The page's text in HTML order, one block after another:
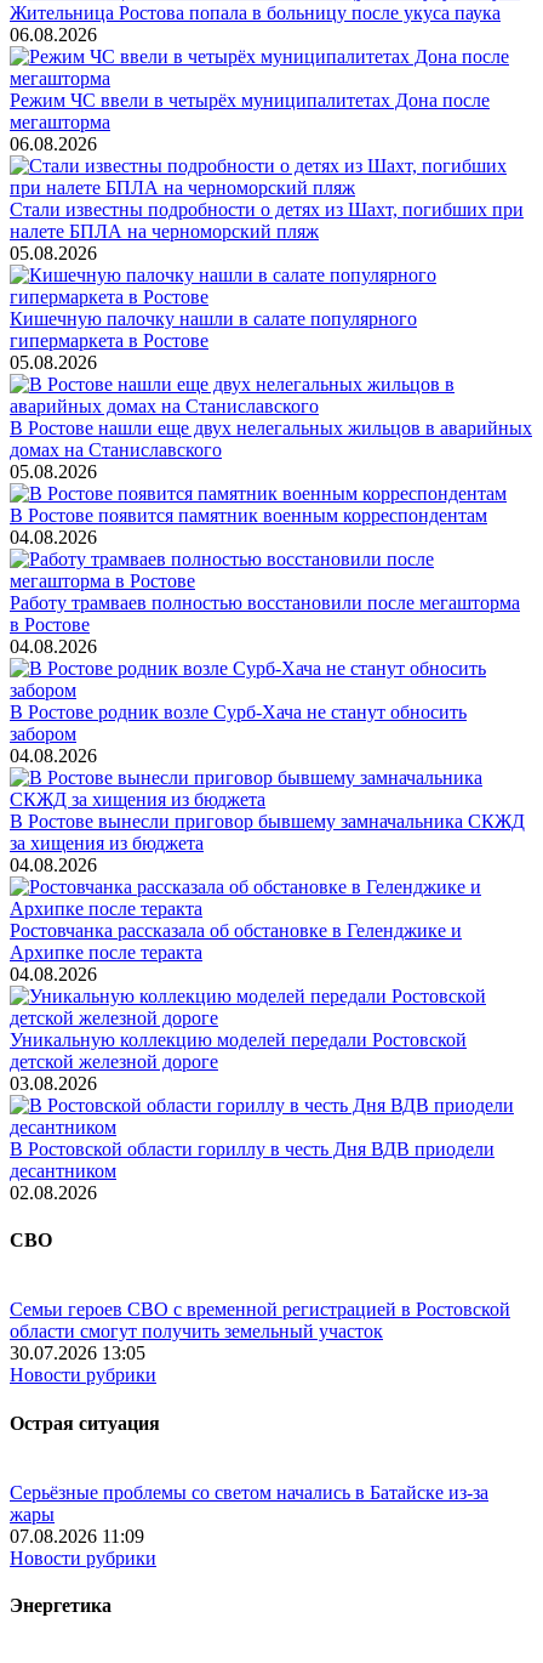
Жительница Ростова попала в больницу после укуса паука
06.08.2026
Режим ЧС ввели в четырёх муниципалитетах Дона после
мегашторма
06.08.2026
Стали известны подробности о детях из Шахт, погибших при
налете БПЛА на черноморский пляж
05.08.2026
Кишечную палочку нашли в салате популярного
гипермаркета в Ростове
05.08.2026
В Ростове нашли еще двух нелегальных жильцов в аварийных
домах на Станиславского
05.08.2026
В Ростове появится памятник военным корреспондентам
04.08.2026
Работу трамваев полностью восстановили после мегашторма
в Ростове
04.08.2026
В Ростове родник возле Сурб-Хача не станут обносить
забором
04.08.2026
В Ростове вынесли приговор бывшему замначальника СКЖД
за хищения из бюджета
04.08.2026
Ростовчанка рассказала об обстановке в Геленджике и
Архипке после теракта
04.08.2026
Уникальную коллекцию моделей передали Ростовской
детской железной дороге
03.08.2026
В Ростовской области гориллу в честь Дня ВДВ приодели
десантником
02.08.2026
СВО
Семьи героев СВО с временной регистрацией в Ростовской
области смогут получить земельный участок
30.07.2026 13:05
Новости рубрики
Острая ситуация
Серьёзные проблемы со светом начались в Батайске из-за
жары
07.08.2026 11:09
Новости рубрики
Энергетика